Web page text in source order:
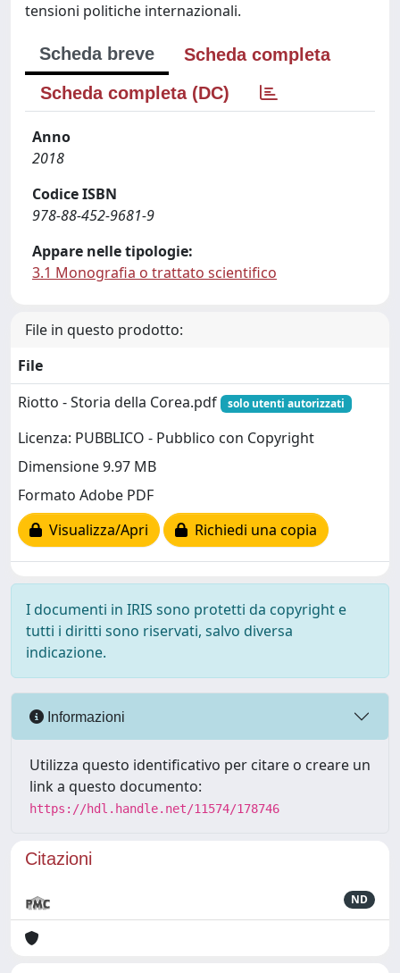
tensioni politiche internazionali.
Scheda breve
Scheda completa
Scheda completa (DC)
Anno
2018
Codice ISBN
978-88-452-9681-9
Appare nelle tipologie:
3.1 Monografia o trattato scientifico
File in questo prodotto:
File
Riotto - Storia della Corea.pdf
solo utenti autorizzati
Licenza: PUBBLICO - Pubblico con Copyright
Dimensione 9.97 MB
Formato Adobe PDF
Visualizza/Apri
Richiedi una copia
I documenti in IRIS sono protetti da copyright e
tutti i diritti sono riservati, salvo diversa
indicazione.
Informazioni
Utilizza questo identificativo per citare o creare un
link a questo documento:
https://hdl.handle.net/11574/178746
Citazioni
ND